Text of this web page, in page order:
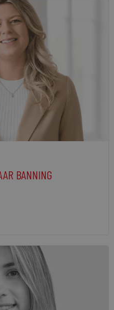
BANNING